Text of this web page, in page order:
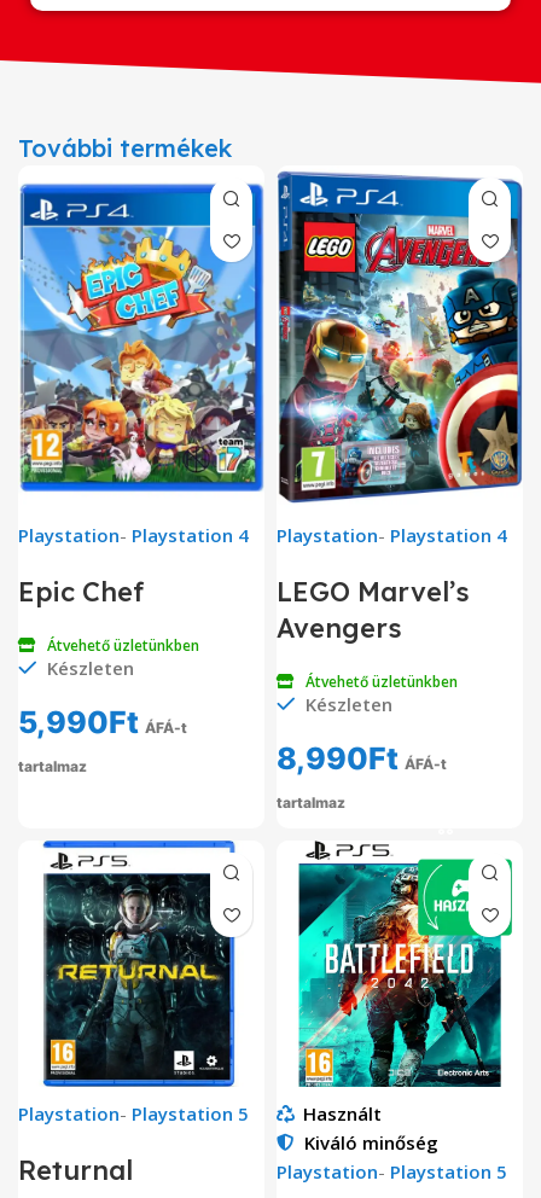
További termékek
Playstation- Playstation 4
Epic Chef
Átvehető üzletünkben
Készleten
5,990Ft ÁFÁ-t
tartalmaz
Playstation- Playstation 4
LEGO Marvel’s
Avengers
Átvehető üzletünkben
Készleten
8,990Ft ÁFÁ-t
tartalmaz
Playstation- Playstation 5
Returnal
Használt
Kiváló minőség
Playstation- Playstation 5